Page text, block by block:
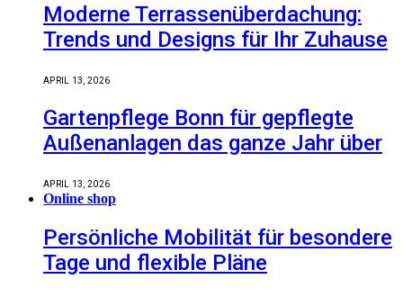
Moderne Terrassenüberdachung:
Trends und Designs für Ihr Zuhause
APRIL 13, 2026
Gartenpflege Bonn für gepflegte
Außenanlagen das ganze Jahr über
APRIL 13, 2026
Online shop
Persönliche Mobilität für besondere
Tage und flexible Pläne